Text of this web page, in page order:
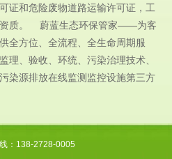
证和危险废物道路运输许可证，工
资质。 蔚蓝生态环保管家——为客
全方位、全流程、全生命周期服
理、验收、环统、污染治理技术、
染源排放在线监测监控设施第三方
：138-2728-0005